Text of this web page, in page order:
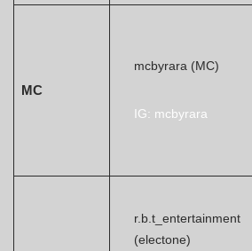
MC
mcbyrara (MC)
IG: mcbyrara
r.b.t_entertainment
(electone)